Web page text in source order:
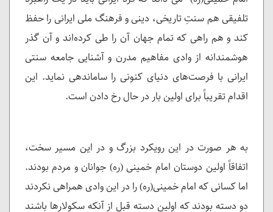
تلفیقی هم سنتِ تاریخی، دینی و فرهنگ ملی ایرانی را حفظ
کند و هم راهی که تمام جهان آن را طی کرده‌اند و آن گذر
هوشمندانه از وادی مفاهیم مدرن و آشنایی جامعه سنتی
ایرانی با فرصت‌های دنیای کنونی را ساماندهی نماید. این
اقدام تقریباً برای اولین بار در حال رخ دادن است.
به هر صورت در این رویکرد بزرگ و در این مسیر سخت،
اتفاقاً اولین دوستان امام خمینی (ره) جوانان و مردم بودند.
اما کسانی که امام خمینی(ره) را در این وادی همراهی نکردند
دو دسته بودند که اولین دسته قبل از آنکه سکولارها باشند